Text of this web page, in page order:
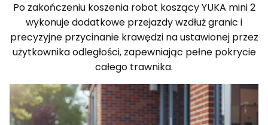
Po zakończeniu koszenia robot koszący YUKA mini 2
wykonuje dodatkowe przejazdy wzdłuż granic i
precyzyjne przycinanie krawędzi na ustawionej przez
użytkownika odległości, zapewniając pełne pokrycie
całego trawnika.